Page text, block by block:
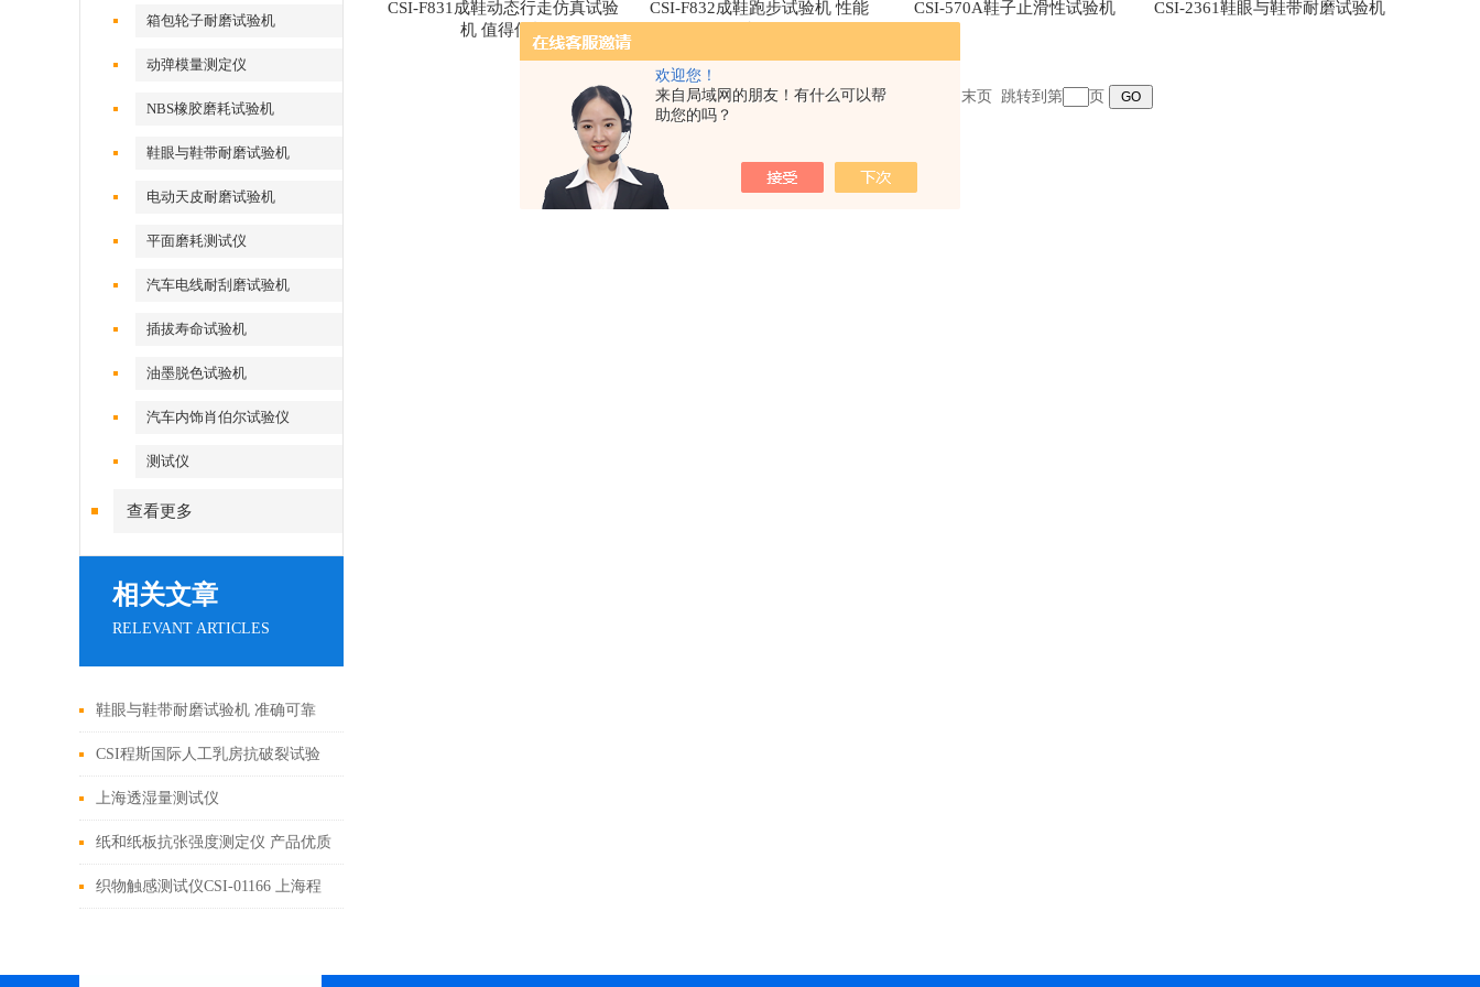
欢迎您！
来自局域网的朋友！有什么可以帮
助您的吗？
试验机
箱包轮子耐磨试验机
动弹模量测定仪
NBS橡胶磨耗试验机
鞋眼与鞋带耐磨试验机
电动天皮耐磨试验机
平面磨耗测试仪
汽车电线耐刮磨试验机
插拔寿命试验机
油墨脱色试验机
汽车内饰肖伯尔试验仪
测试仪
查看更多
相关文章
RELEVANT ARTICLES
鞋眼与鞋带耐磨试验机 准确可靠
CSI程斯国际人工乳房抗破裂试验
机原理解析-上海程斯
上海透湿量测试仪
纸和纸板抗张强度测定仪 产品优质
织物触感测试仪CSI-01166 上海程
CSI-F831成鞋动态行走仿真试验
机 值得信赖
CSI-F832成鞋跑步试验机 性能
CSI-570A鞋子止滑性试验机 CSI-2361鞋眼与鞋带耐磨试验机
共 4 条记录，当前 1 / 1 页 首页 上一页 下一页 末页 跳转到第 页